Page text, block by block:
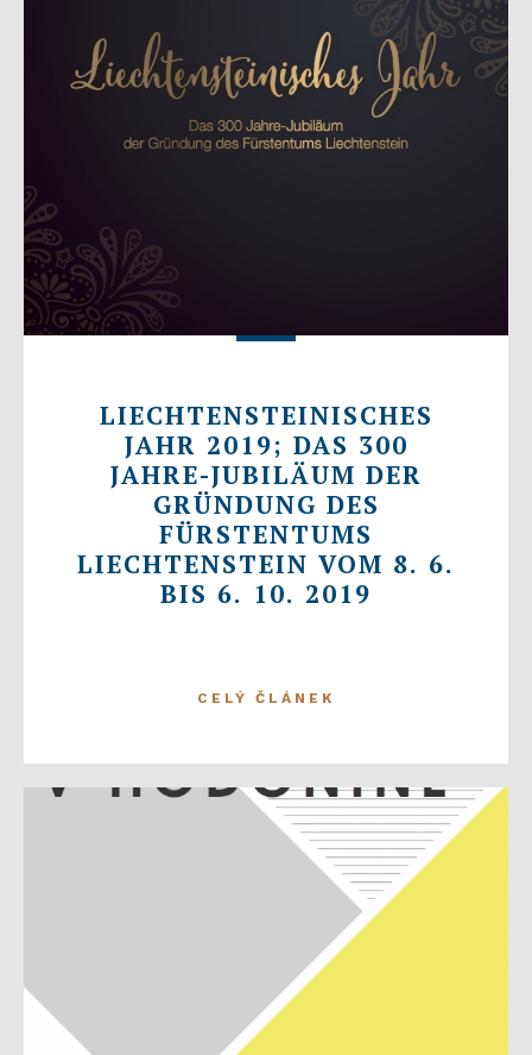
LIECHTENSTEINISCHES
JAHR 2019; DAS 300
JAHRE-JUBILÄUM DER
GRÜNDUNG DES
FÜRSTENTUMS
LIECHTENSTEIN VOM 8. 6.
BIS 6. 10. 2019
CELÝ ČLÁNEK